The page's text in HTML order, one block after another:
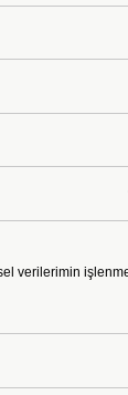
verilerimin